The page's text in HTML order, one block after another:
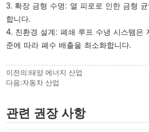
3. 확장 금형 수명: 열 피로로 인한 금형
합니다.
4. 친환경 설계: 폐쇄 루프 수냉 시스템은
준에 따라 폐수 배출을 최소화합니다.
이전의:태양 에너지 산업
다음:자동차 산업
관련 권장 사항